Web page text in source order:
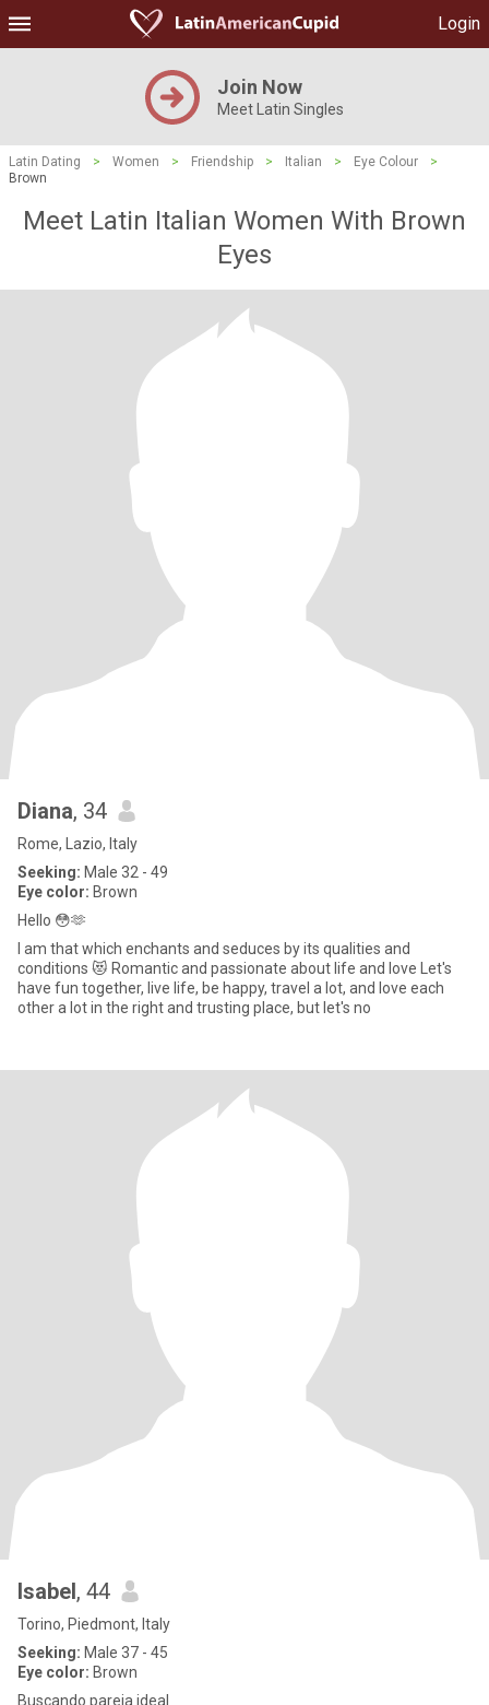
Login
Join Now
Meet Latin Singles
Latin Dating > Women > Friendship > Italian > Eye Colour
>
Brown
Meet Latin Italian Women With Brown
Eyes
Diana, 34
Rome, Lazio, Italy
Seeking: Male 32 - 49
Eye color: Brown
Hello 😳🫶
I am that which enchants and seduces by its qualities and
conditions 😻 Romantic and passionate about life and love Let's
have fun together, live life, be happy, travel a lot, and love each
other a lot in the right and trusting place, but let's no
Isabel, 44
Torino, Piedmont, Italy
Seeking: Male 37 - 45
Eye color: Brown
Buscando pareja ideal